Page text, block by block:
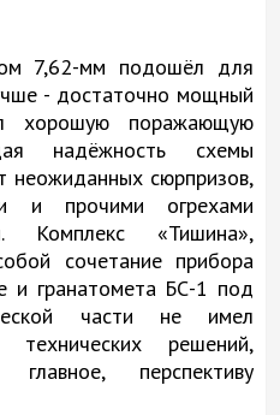
7,62-мм подошёл для
- достаточно мощный
хорошую поражающую
надёжность схемы
неожиданных сюрпризов,
и прочими огрехами
Комплекс «Тишина»,
сочетание прибора
и гранатомета БС-1 под
части не имел
технических решений,
перспективу